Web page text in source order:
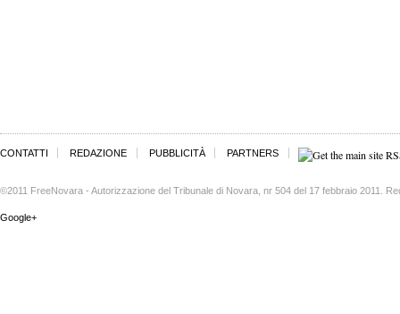
CONTATTI REDAZIONE PUBBLICITÀ PARTNERS
©2011 FreeNovara - Autorizzazione del Tribunale di Novara, nr 504 del 17 febbraio 2011.
Google+